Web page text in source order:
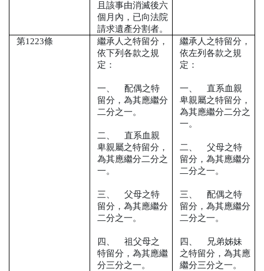
且該事由消滅後六
個月內，已向法院
請求遺產分割者。
第1223條
繼承人之特留分，
依下列各款之規
定：
一、
配偶之特
留分，為其應繼分
二分之一。
二、
直系血親
卑親屬之特留分，
為其應繼分二分之
一。
三、
父母之特
留分，為其應繼分
二分之一。
四、
祖父母之
特留分，為其應繼
分三分之一。
繼承人之特留分，
依左列各款之規
定：
一、
直系血親
卑親屬之特留分，
為其應繼分二分之
一。
二、
父母之特
留分，為其應繼分
二分之一。
三、
配偶之特
留分，為其應繼分
二分之一。
四、
兄弟姊妹
之特留分，為其應
繼分三分之一。